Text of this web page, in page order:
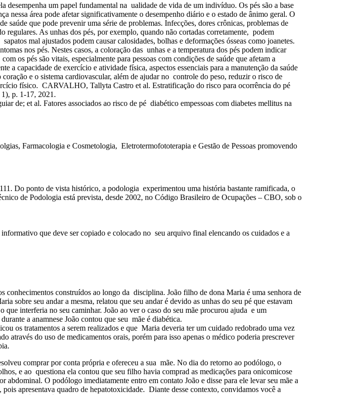
desempenha um papel fundamental na ualidade de vida de um indivíduo. Os pés são a base
área pode afetar significativamente o desempenho diário e o estado de ânimo geral. O
saúde que pode prevenir uma série de problemas. Infecções, dores crônicas, problemas de
As unhas dos pés, por exemplo, quando não cortadas corretamente, podem
mal ajustados podem causar calosidades, bolhas e deformações ósseas como joanetes.
nos pés. Nestes casos, a coloração das unhas e a temperatura dos pés podem indicar
os pés são vitais, especialmente para pessoas com condições de saúde que afetam a
a capacidade de exercício e atividade física, aspectos essenciais para a manutenção da saúde
e o sistema cardiovascular, além de ajudar no controle do peso, reduzir o risco de
físico. CARVALHO, Tallyta Castro et al. Estratificação do risco para ocorrência do pé
1), p. 1-17, 2021.
et al. Fatores associados ao risco de pé diabético empessoas com diabetes mellitus na
Farmacologia e Cosmetologia, Eletrotermofototerapia e Gestão de Pessoas promovendo
Do ponto de vista histórico, a podologia experimentou uma história bastante ramificada, o
de Podologia está prevista, desde 2002, no Código Brasileiro de Ocupações – CBO, sob o
que deve ser copiado e colocado no seu arquivo final elencando os cuidados e a
conhecimentos construídos ao longo da disciplina. João filho de dona Maria é uma senhora de
sobre seu andar a mesma, relatou que seu andar é devido as unhas do seu pé que estavam
interferia no seu caminhar. João ao ver o caso do seu mãe procurou ajuda e um
a anamnese João contou que seu mãe é diabética.
os tratamentos a serem realizados e que Maria deveria ter um cuidado redobrado uma vez
do uso de medicamentos orais, porém para isso apenas o médico poderia prescrever
comprar por conta própria e ofereceu a sua mãe. No dia do retorno ao podólogo, o
e ao questiona ela contou que seu filho havia comprad as medicações para onicomicose
O podólogo imediatamente entro em contato João e disse para ele levar seu mãe a
apresentava quadro de hepatotoxicidade. Diante desse contexto, convidamos você a